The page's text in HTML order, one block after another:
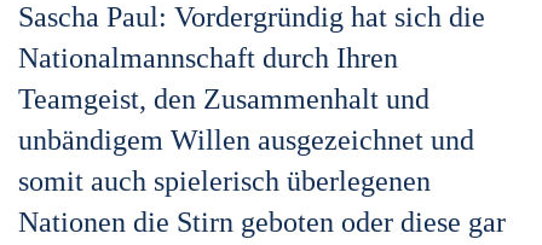
Sascha Paul: Vordergründig hat sich die
Nationalmannschaft durch Ihren
Teamgeist, den Zusammenhalt und
unbändigem Willen ausgezeichnet und
somit auch spielerisch überlegenen
Nationen die Stirn geboten oder diese gar